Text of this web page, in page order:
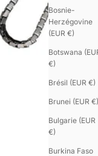
Bosnie-
Herzégovine
(EUR €)
Botswana
€)
Brésil (EUR €)
Brunei (EUR €)
Bulgarie (EUR
€)
Burkina Faso